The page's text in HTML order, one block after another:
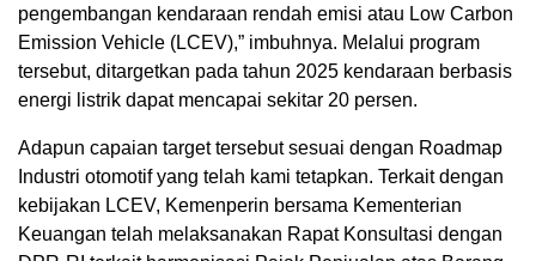
pengembangan kendaraan rendah emisi atau Low Carbon
Emission Vehicle (LCEV),” imbuhnya. Melalui program
tersebut, ditargetkan pada tahun 2025 kendaraan berbasis
energi listrik dapat mencapai sekitar 20 persen.
Adapun capaian target tersebut sesuai dengan Roadmap
Industri otomotif yang telah kami tetapkan. Terkait dengan
kebijakan LCEV, Kemenperin bersama Kementerian
Keuangan telah melaksanakan Rapat Konsultasi dengan